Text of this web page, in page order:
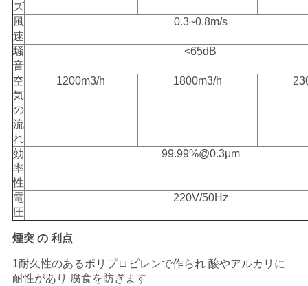
リ
シ
ー
ズ
風
速
0.3~0.8m/s
騒
音
<65dB
空
気
の
流
れ
1200m3/h 1800m3/h
効
率
性
99.99%@0.3μm
電
圧
220V/50Hz
煙突 の 利点
1耐久性のあるポリプロピレンで作られ 酸やアルカリに
耐性があり 腐食を防ぎます